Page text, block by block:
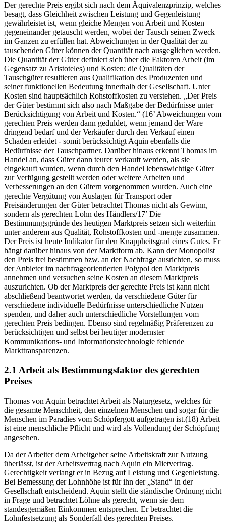
Der gerechte Preis ergibt sich nach dem Äquivalenzprinzip, welches
besagt, dass Gleichheit zwischen Leistung und Gegenleistung
gewährleistet ist, wenn gleiche Mengen von Arbeit und Kosten
gegeneinander getauscht werden, wobei der Tausch seinen Zweck
im Ganzen zu erfüllen hat. Abweichungen in der Qualität der zu
tauschenden Güter können der Quantität nach ausgeglichen werden.
Die Quantität der Güter definiert sich über die Faktoren Arbeit (im
Gegensatz zu Aristoteles) und Kosten; die Qualitäten der
Tauschgüter resultieren aus Qualifikation des Produzenten und
seiner funktionellen Bedeutung innerhalb der Gesellschaft. Unter
Kosten sind hauptsächlich Rohstoffkosten zu verstehen. „Der Preis
der Güter bestimmt sich also nach Maßgabe der Bedürfnisse unter
Berücksichtigung von Arbeit und Kosten.“ (16’ Abweichungen vom
gerechten Preis werden dann geduldet, wenn jemand der Ware
dringend bedarf und der Verkäufer durch den Verkauf einen
Schaden erleidet - somit berücksichtigt Aquin ebenfalls die
Bedürfnisse der Tauschpartner. Darüber hinaus erkennt Thomas im
Handel an, dass Güter dann teurer verkauft werden, als sie
eingekauft wurden, wenn durch den Handel lebenswichtige Güter
zur Verfügung gestellt werden oder weitere Arbeiten und
Verbesserungen an den Gütern vorgenommen wurden. Auch eine
gerechte Vergütung von Auslagen für Transport oder
Preisänderungen der Güter betrachtet Thomas nicht als Gewinn,
sondern als gerechten Lohn des Händlers/17’ Die
Bestimmungsgründe des heutigen Marktpreis setzen sich weiterhin
unter anderem aus Qualität, Rohstoffkosten und -menge zusammen.
Der Preis ist heute Indikator für den Knappheitsgrad eines Gutes. Er
hängt darüber hinaus von der Marktform ab. Kann der Monopolist
den Preis frei bestimmen bzw. an der Nachfrage ausrichten, so muss
der Anbieter im nachfrageorientierten Polypol den Marktpreis
annehmen und versuchen seine Kosten an diesem Marktpreis
auszurichten. Ob der Marktpreis der gerechte Preis ist kann nicht
abschließend beantwortet werden, da verschiedene Güter für
verschiedene individuelle Bedürfnisse unterschiedliche Nutzen
spenden, und daher auch unterschiedliche Vorstellungen vom
gerechten Preis bedingen. Ebenso sind regelmäßig Präferenzen zu
berücksichtigen und selbst bei heutiger modernster
Kommunikations- und Informationstechnologie fehlende
Markttransparenzen.
2.1 Arbeit als Bestimmungsfaktor des gerechten
Preises
Thomas von Aquin betrachtet Arbeit als Naturgesetz, welches für
die gesamte Menschheit, den einzelnen Menschen und sogar für die
Menschen im Paradies vom Schöpfergott aufgetragen ist.(18) Arbeit
ist eine menschliche Pflicht und wird als Vollendung der Schöpfung
angesehen.
Da der Arbeiter dem Arbeitgeber seine Arbeitskraft zur Nutzung
überlässt, ist der Arbeitsvertrag nach Aquin ein Mietvertrag.
Gerechtigkeit verlangt er in Bezug auf Leistung und Gegenleistung.
Bei Bemessung der Lohnhöhe ist für ihn der „Stand“ in der
Gesellschaft entscheidend. Aquin stellt die ständische Ordnung nicht
in Frage und betrachtet Löhne als gerecht, wenn sie dem
standesgemäßen Einkommen entsprechen. Er betrachtet die
Lohnfestsetzung als Sonderfall des gerechten Preises.